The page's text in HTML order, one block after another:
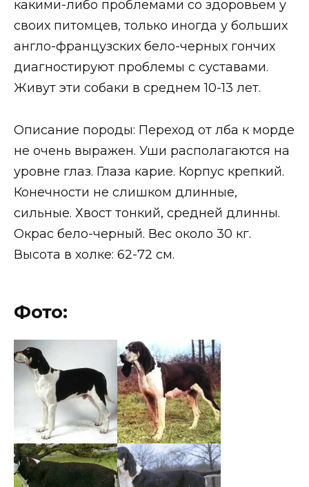
какими-либо проблемами со здоровьем у
своих питомцев, только иногда у больших
англо-французских бело-черных гончих
диагностируют проблемы с суставами.
Живут эти собаки в среднем 10-13 лет.
Описание породы: Переход от лба к морде
не очень выражен. Уши располагаются на
уровне глаз. Глаза карие. Корпус крепкий.
Конечности не слишком длинные,
сильные. Хвост тонкий, средней длинны.
Окрас бело-черный. Вес около 30 кг.
Высота в холке: 62-72 см.
Фото: